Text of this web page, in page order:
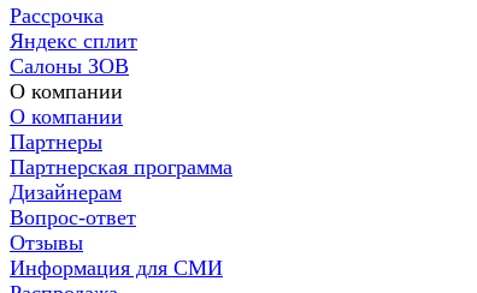
Рассрочка
Яндекс сплит
Салоны ЗОВ
О компании
О компании
Партнеры
Партнерская программа
Дизайнерам
Вопрос-ответ
Отзывы
Информация для СМИ